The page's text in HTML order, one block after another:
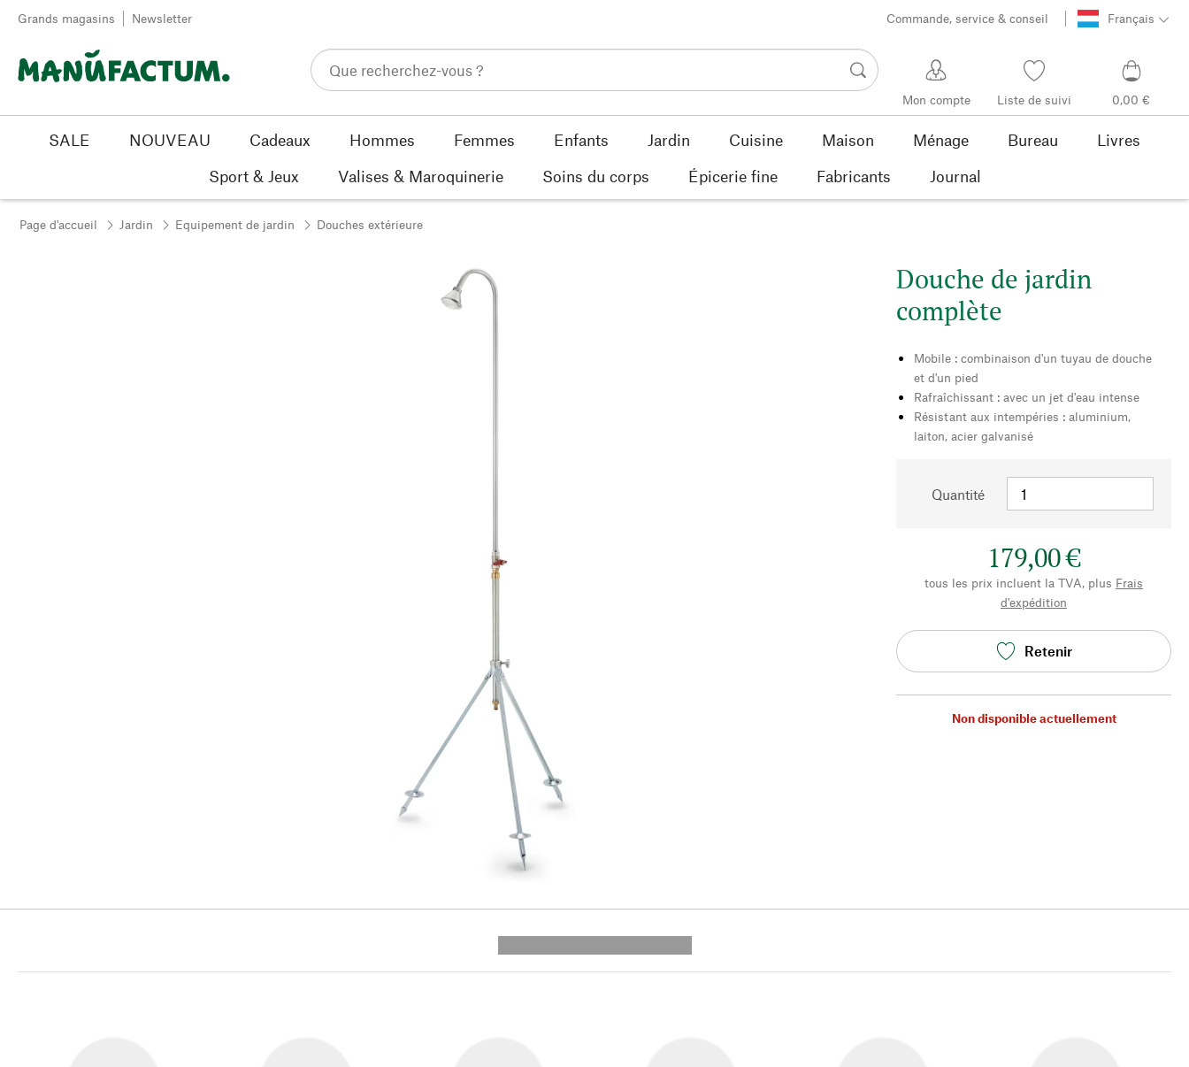
Passer au contenu
Grands magasins Newsletter Commande, service & conseil Français
Mon compte Liste de suivi 0,00 €
SALE NOUVEAU Cadeaux Hommes Femmes Enfants Jardin Cuisine Maison Ménage Bureau
Livres
Sport & Jeux
Valises & Maroquinerie Soins du corps Épicerie fine Fabricants Journal
Page d'accueil Jardin Equipement de jardin Douches extérieure
Douche de jardin
complète
Mobile : combinaison d'un tuyau de douche
et d'un pied
Rafraîchissant : avec un jet d'eau intense
Résistant aux intempéries : aluminium,
laiton, acier galvanisé
Quantité
179,00 €
tous les prix incluent la TVA, plus Frais
d'expédition
Retenir
Non disponible actuellement